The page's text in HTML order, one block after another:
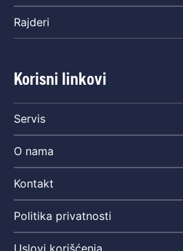
Rajderi
Korisni linkovi
Servis
O nama
Kontakt
Politika privatnosti